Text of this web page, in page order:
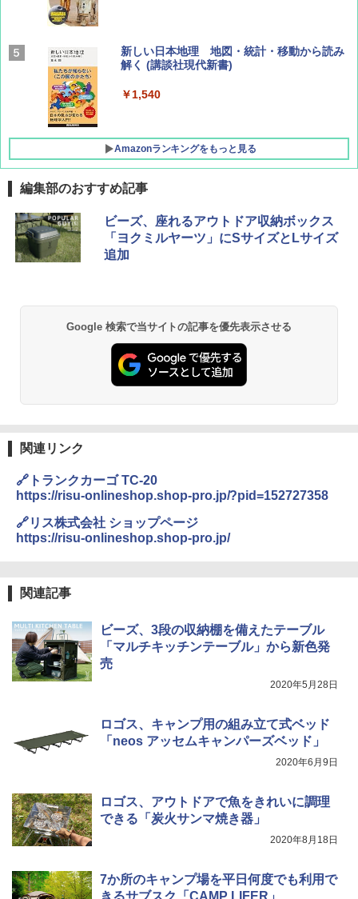
BE-PAL(ビ-パル) 2026年 9 月号【特別付録:
SOTO ミニマル"旅"財布 ランダム2種】
￥1,500
新しい日本地理 地図・統計・移動から読み
解く (講談社現代新書)
￥1,540
Amazonランキングをもっと見る
[キャンパーズコレクション 山善] ポップアッ
プテント 傘みたいに広げて畳める パッとサ
ッとサンシェード キューブ フルクローズ メ
ッシュ 簡単設置 ワンタッチテント キャンプ
PYKES PEAK (パイクスピーク) 着替えテン
ト プライバシー テント 【中が透けない】 1
人用 折りたたみ 防災グッズ 災害用トイレ ビ
ーチ ピクニック ポップアップテント 携帯 簡
ENDLESS BASE 《めざましテレビで紹介》
テント ワンタッチ RENEW 幅200 2-3人用 43
500002(89147)
￥5,499
ュ(BC仕様) PATC-150B(EB)
X 2人用 3人用 キャンプ アウトドア フェス
収納 コンパクト 簡単設営 カンガルーテント
ソロキャンプ ソロテント
BUNDOK(バンドック)ソロ ドーム 1 EX BDK
-08EX カーキ ソロキャンプ ポリエステル フ
レーム テント
026リニューアル 急速冷凍 空間倍増 衛生的
コンパクト 保冷力長持ち
￥2,980
￥6,459
ポインターライト 強力 小型 緑色/赤色/青紫色
USB充電式 高精度 超長距離照射 長時間使用
ゴムボート 空気入れ 空気抜き 自動停止 過熱
保護 日光可読lcd 7種類ノズル付き
￥7,299
編集部のおすすめ記事
ビーズ、座れるアウトドア収納ボックス
「ヨクミルヤーツ」にSサイズとLサイズ
追加
Google 検索で当サイトの記事を優先表示させる
関連リンク
🔗トランクカーゴ TC-20
https://risu-onlineshop.shop-pro.jp/?pid=152727358
🔗リス株式会社 ショップページ
https://risu-onlineshop.shop-pro.jp/
関連記事
ビーズ、3段の収納棚を備えたテーブル
「マルチキッチンテーブル」から新色発
売
2020年5月28日
ロゴス、キャンプ用の組み立て式ベッド
「neos アッセムキャンパーズベッド」
2020年6月9日
ロゴス、アウトドアで魚をきれいに調理
できる「炭火サンマ焼き器」
2020年8月18日
7か所のキャンプ場を平日何度でも利用で
きるサブスク「CAMP LIFER」